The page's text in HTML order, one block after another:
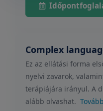
Complex
Ez az ellátási forma
nyelvi zavarok,
terápiájára irányul. A
alább olvashat.